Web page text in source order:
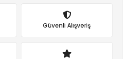
Güvenli Alışveriş